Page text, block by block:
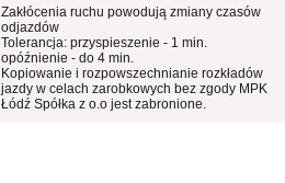
Zakłócenia ruchu powodują zmiany czasów
odjazdów
Tolerancja: przyspieszenie - 1 min.
opóźnienie - do 4 min.
Kopiowanie i rozpowszechnianie rozkładów
jazdy w celach zarobkowych bez zgody MPK
Łódź Spółka z o.o jest zabronione.